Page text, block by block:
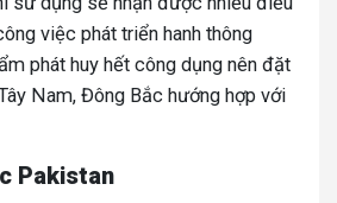
việc phát triển hanh thông
phát huy hết công dụng nên đặt
Nam, Đông Bắc hướng hợp với
Pakistan